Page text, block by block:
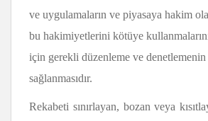
ve uygulamaların ve piyasaya hakim
bu hakimiyetlerini kötüye
için gerekli düzenleme ve denetlemenin
sağlanmasıdır.
Rekabeti sınırlayan, bozan veya